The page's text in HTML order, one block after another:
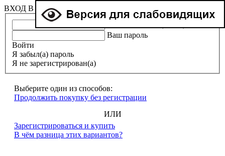
ВХОД В ЛИЧНЫЙ КАБИНЕТ
Ваш пароль
Войти
Я забыл(а) пароль
Я не зарегистрирован(а)
Выберите один из способов:
Продолжить покупку без регистрации
ИЛИ
Зарегистрироваться и купить
В чём разница этих вариантов?